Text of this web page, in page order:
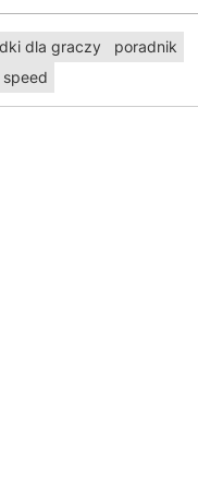
dla graczy
poradnik
speed